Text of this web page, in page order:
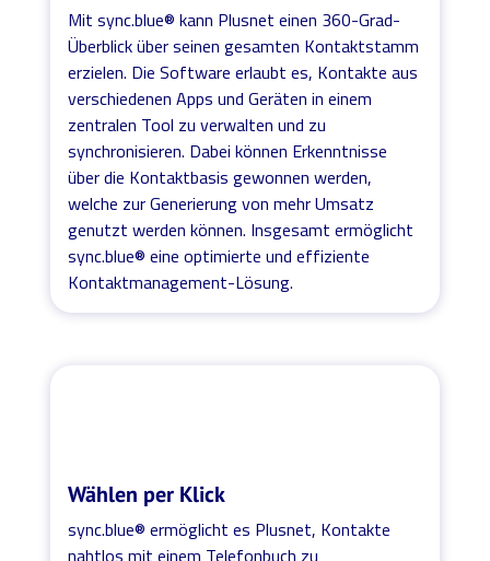
Mit sync.blue® kann Plusnet einen 360-Grad-
Überblick über seinen gesamten Kontaktstamm
erzielen. Die Software erlaubt es, Kontakte aus
verschiedenen Apps und Geräten in einem
zentralen Tool zu verwalten und zu
synchronisieren. Dabei können Erkenntnisse
über die Kontaktbasis gewonnen werden,
welche zur Generierung von mehr Umsatz
genutzt werden können. Insgesamt ermöglicht
sync.blue® eine optimierte und effiziente
Kontaktmanagement-Lösung.
Wählen per Klick
sync.blue® ermöglicht es Plusnet, Kontakte
nahtlos mit einem Telefonbuch zu